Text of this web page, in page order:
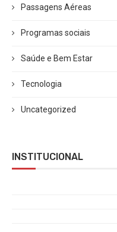
Passagens Aéreas
Programas sociais
Saúde e Bem Estar
Tecnologia
Uncategorized
INSTITUCIONAL